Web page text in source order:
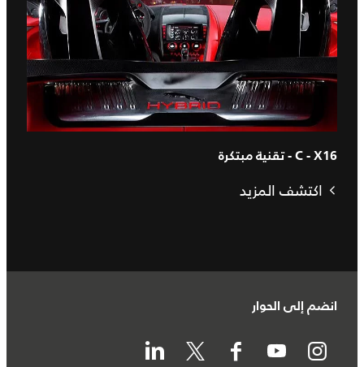
C - X16 - تقنية مبتكرة
اكتشف المزيد
انضم إلى الحوار